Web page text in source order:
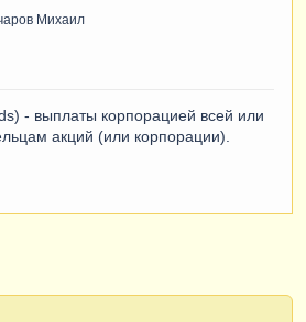
Михаил
- выплаты корпорацией всей или
акций (или корпорации).